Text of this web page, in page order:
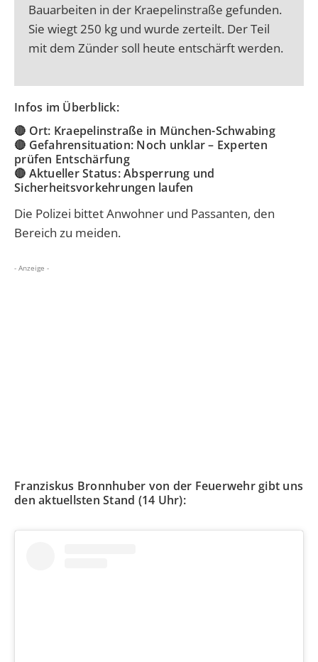
Bauarbeiten in der Kraepelinstraße gefunden.
Sie wiegt 250 kg und wurde zerteilt. Der Teil
mit dem Zünder soll heute entschärft werden.
Infos im Überblick:
🔴 Ort: Kraepelinstraße in München-Schwabing
🔴 Gefahrensituation: Noch unklar – Experten
prüfen Entschärfung
🔴 Aktueller Status: Absperrung und
Sicherheitsvorkehrungen laufen
Die Polizei bittet Anwohner und Passanten, den
Bereich zu meiden.
- Anzeige -
Franziskus Bronnhuber von der Feuerwehr gibt uns
den aktuellsten Stand (14 Uhr):